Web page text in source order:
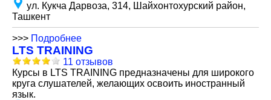
ул. Кукча Дарвоза, 314, Шайхонтохурский район,
Ташкент
>>> Подробнее
LTS TRAINING
11 отзывов
Курсы в LTS TRAINING предназначены для широкого
круга слушателей, желающих освоить иностранный
язык.